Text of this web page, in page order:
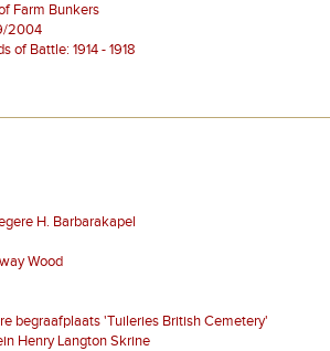
Farm Bunkers
2004
of Battle: 1914 - 1918
H. Barbarakapel
Wood
begraafplaats 'Tuileries British Cemetery'
Henry Langton Skrine